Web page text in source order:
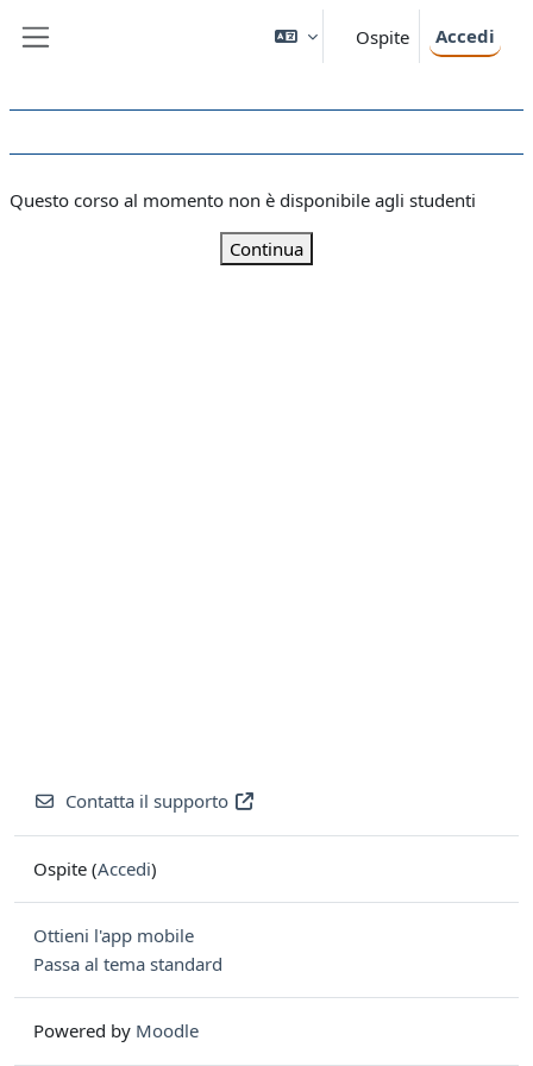
Ospite Accedi
Questo corso al momento non è disponibile agli studenti
Continua
Contatta il supporto
Ospite (Accedi)
Ottieni l'app mobile
Passa al tema standard
Powered by Moodle